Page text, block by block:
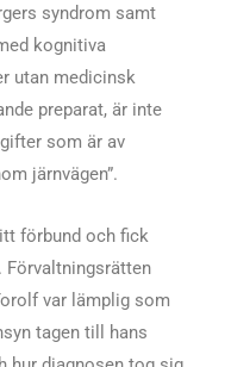
syndrom samt
kognitiva
utan medicinsk
preparat, är inte
som är av
järnvägen”.
förbund och fick
Förvaltningsrätten
var lämplig som
tagen till hans